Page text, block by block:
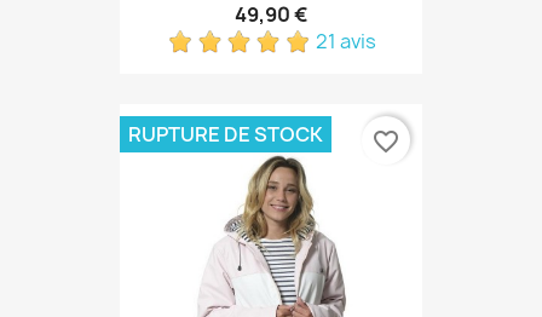
49,90 €
21 avis
RUPTURE DE STOCK favorite_border